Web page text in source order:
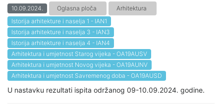
10.09.2024. Oglasna ploča
Arhitektura
Istorija arhitekture i naselja 1 - IAN1
Istorija arhitekture i naselja 3 - IAN3
Istorija arhitekture i naselja 4 - IAN4
Arhitektura i umjetnost Starog vijeka - OA19AUSV
Arhitektura i umjetnost Novog vijeka - OA19AUNV
Arhitektura i umjetnost Savremenog doba - OA19AUSD
U nastavku rezultati ispita održanog 09-10.09.2024. godine.